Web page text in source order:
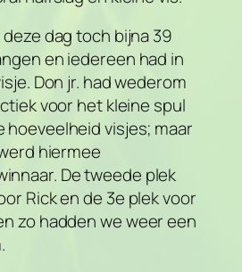
dag toch bijna 39
en iedereen had in
Don jr. had wederom
voor het kleine spul
hoeveelheid visjes; maar
hiermee
De tweede plek
Rick en de 3e plek voor
zo hadden we weer een